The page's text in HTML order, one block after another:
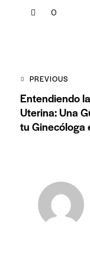
0
PREVIOUS
Entendiendo
Uterina: Una
tu Ginecóloga